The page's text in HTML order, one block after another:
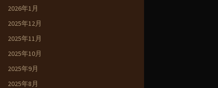
2026年1月
2025年12月
2025年11月
2025年10月
2025年9月
2025年8月